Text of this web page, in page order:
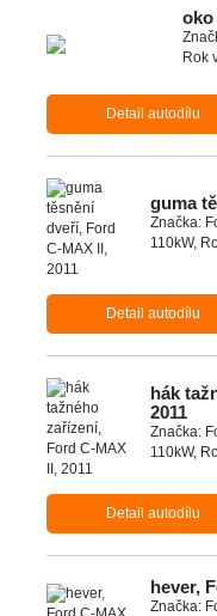
oko
Rok
Detail autodílu
guma
Značka:
110kW,
Detail autodílu
hák
2011
Značka:
110kW,
Detail autodílu
hever,
Značka: